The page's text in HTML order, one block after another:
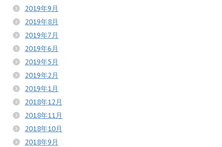
2019年9月
2019年8月
2019年7月
2019年6月
2019年5月
2019年2月
2019年1月
2018年12月
2018年11月
2018年10月
2018年9月